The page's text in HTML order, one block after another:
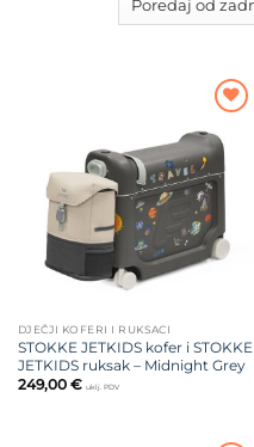
Dodajte
na listu
želja
DJEČJI KOFERI I RUKSACI
STOKKE JETKIDS kofer i STOKKE
JETKIDS ruksak – Midnight Grey
249,00 € uklj. PDV